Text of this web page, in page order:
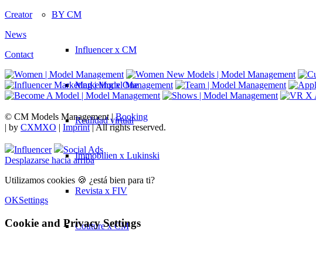
BY CM
Influencer x CM
Marketing x One
Realidad virtual
Immobilien x Lukinski
Revista x FIV
Couture x CM
Creator
News
Contact
© CM Models Management |Booking
| by CXMXO | Imprint| All rights reserved.
Influencer
Social Ads
Desplazarse hacia arriba
Utilizamos cookies 🍪 ¿está bien para ti?
OKSettings
Cookie and Privacy Settings